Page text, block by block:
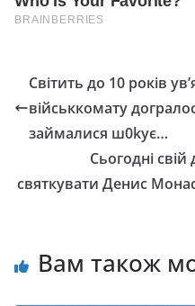
Світить до 10 років
військкомату
займалися ш0kує…
Сьогодні
святкувати Денис
Вам також